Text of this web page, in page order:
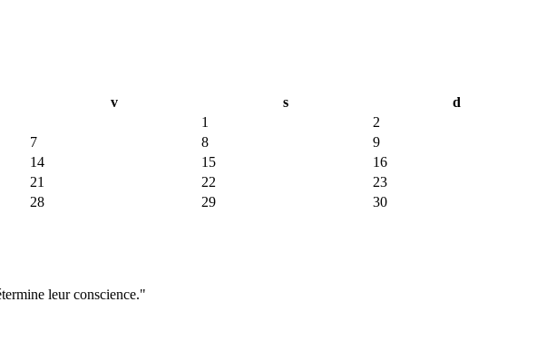
v s
d
1
2
7 8
9
14 15
16
21 22
23
28 29
30
leur conscience."